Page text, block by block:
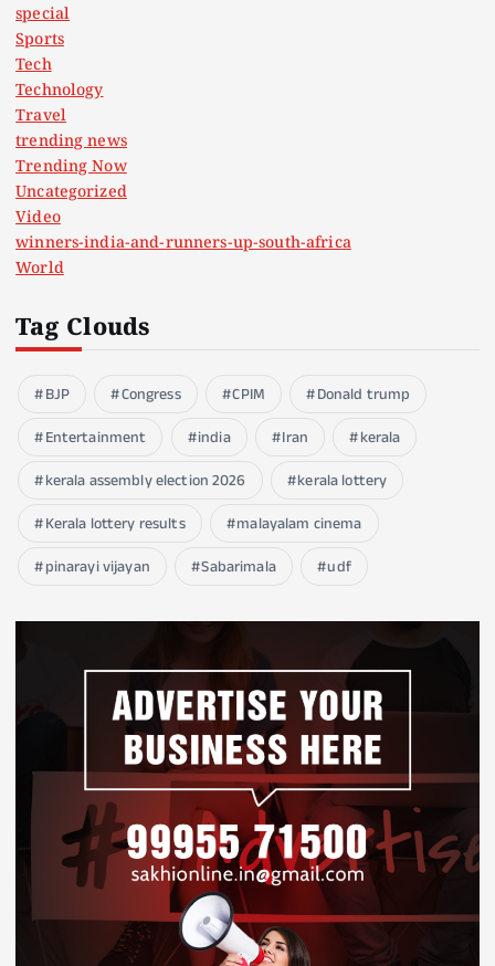
special
Sports
Tech
Technology
Travel
trending news
Trending Now
Uncategorized
Video
winners-india-and-runners-up-south-africa
World
Tag Clouds
BJP Congress CPIM
Donald trump
Entertainment
india Iran
kerala
kerala assembly election 2026
kerala lottery
Kerala lottery results
malayalam cinema
pinarayi vijayan
Sabarimala udf